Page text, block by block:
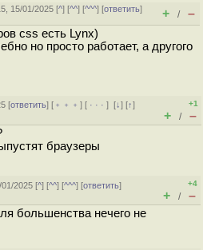
15/01/2025 [^] [^^] [^^^] [ответить]
+ / –
css есть Lynx)
но просто работает, а другого
[ответить] [ ﹢﹢﹢] [ · · ·][↓] [↑]
+1
+ / –
браузеры
2025 [^] [^^] [^^^] [ответить]
+4
+ / –
большенства нечего не